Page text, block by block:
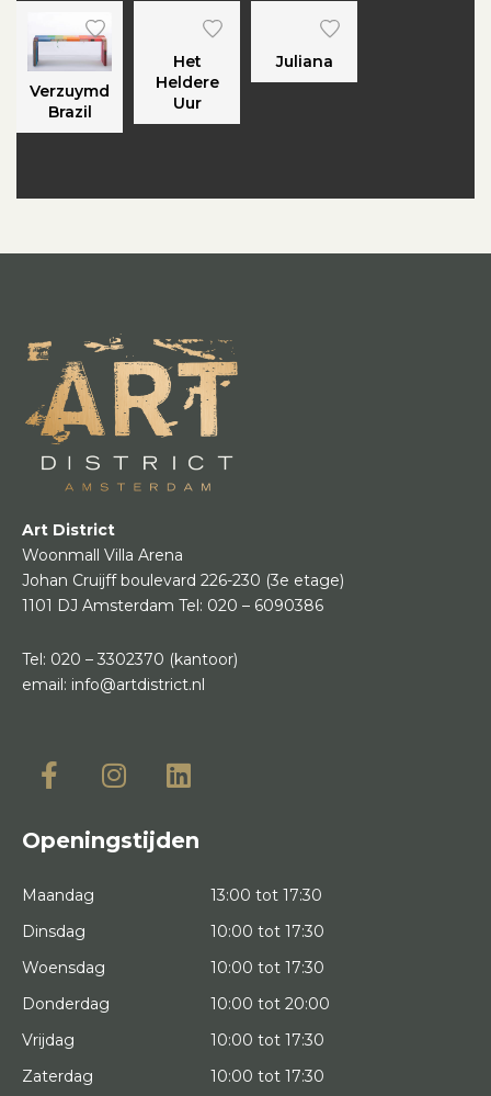
Verzuymd
Brazil
Het
Heldere
Uur
Juliana
Art District
Woonmall Villa Arena
Johan Cruijff boulevard 226-230 (3e etage)
1101 DJ Amsterdam Tel: 020 – 6090386
Tel: 020 – 3302370 (kantoor)
email: info@artdistrict.nl
Openingstijden
Maandag
13:00 tot 17:30
Dinsdag
10:00 tot 17:30
Woensdag
10:00 tot 17:30
Donderdag
10:00 tot 20:00
Vrijdag
10:00 tot 17:30
Zaterdag
10:00 tot 17:30